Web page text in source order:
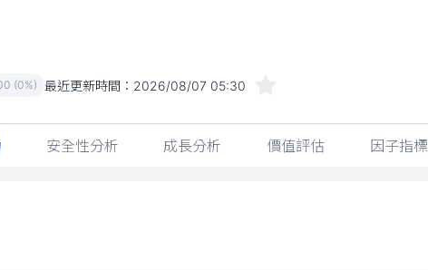
(0%) 最近更新時間： 2026/08/07 05:30
安全性分析 成長分析 價值評估 因子指標